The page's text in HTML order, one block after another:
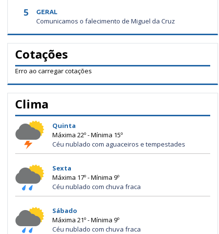
5 GERAL
Comunicamos o falecimento de Miguel da Cruz
Cotações
Erro ao carregar cotações
Clima
Quinta
Máxima 22º - Mínima 15º
Céu nublado com aguaceiros e tempestades
Sexta
Máxima 17º - Mínima 9º
Céu nublado com chuva fraca
Sábado
Máxima 21º - Mínima 9º
Céu nublado com chuva fraca